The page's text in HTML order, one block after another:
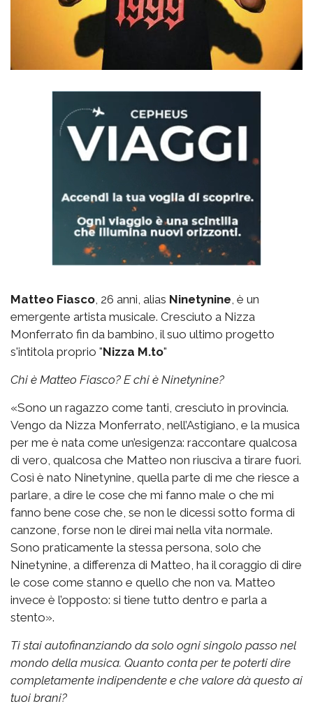
Matteo Fiasco , 26 anni, alias Ninetynine , è un
emergente artista musicale. Cresciuto a Nizza
Monferrato fin da bambino, il suo ultimo progetto
s'intitola proprio "Nizza M.to"
Chi è Matteo Fiasco? E chi è Ninetynine?
«Sono un ragazzo come tanti, cresciuto in provincia.
Vengo da Nizza Monferrato, nell’Astigiano, e la musica
per me è nata come un’esigenza: raccontare qualcosa
di vero, qualcosa che Matteo non riusciva a tirare fuori.
Così è nato Ninetynine, quella parte di me che riesce a
parlare, a dire le cose che mi fanno male o che mi
fanno bene cose che, se non le dicessi sotto forma di
canzone, forse non le direi mai nella vita normale.
Sono praticamente la stessa persona, solo che
Ninetynine, a differenza di Matteo, ha il coraggio di dire
le cose come stanno e quello che non va. Matteo
invece è l’opposto: si tiene tutto dentro e parla a
stento».
Ti stai autofinanziando da solo ogni singolo passo nel
mondo della musica. Quanto conta per te poterti dire
completamente indipendente e che valore dà questo ai
tuoi brani?